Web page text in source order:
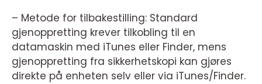
– Metode for tilbakestilling: Standard
gjenoppretting krever tilkobling til en
datamaskin med iTunes eller Finder, mens
gjenoppretting fra sikkerhetskopi kan gjøres
direkte på enheten selv eller via iTunes/Finder.